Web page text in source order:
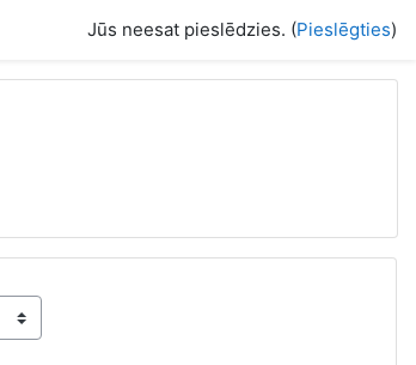
Jūs neesat pieslēdzies. (Pieslēgties)